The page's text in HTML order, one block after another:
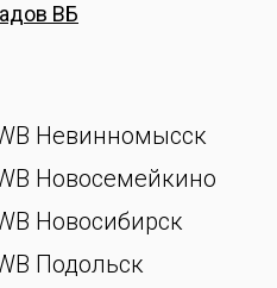
ВБ
Невинномысск
Новосемейкино
Новосибирск
Подольск